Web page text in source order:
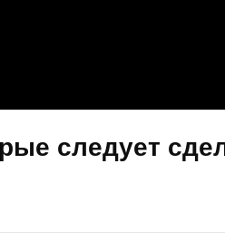
следует